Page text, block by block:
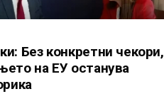
Без конкретни чекори,
на ЕУ останува